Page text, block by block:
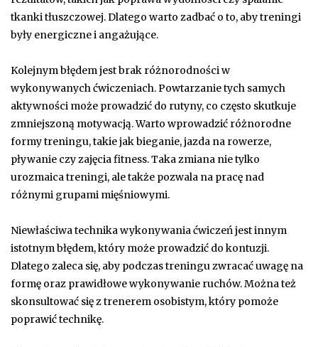
tkanki tłuszczowej. Dlatego warto zadbać o to, aby treningi
były energiczne i angażujące.
Kolejnym błędem jest brak różnorodności w
wykonywanych ćwiczeniach. Powtarzanie tych samych
aktywności może prowadzić do rutyny, co często skutkuje
zmniejszoną motywacją. Warto wprowadzić różnorodne
formy treningu, takie jak bieganie, jazda na rowerze,
pływanie czy zajęcia fitness. Taka zmiana nie tylko
urozmaica treningi, ale także pozwala na pracę nad
różnymi grupami mięśniowymi.
Niewłaściwa technika wykonywania ćwiczeń jest innym
istotnym błędem, który może prowadzić do kontuzji.
Dlatego zaleca się, aby podczas treningu zwracać uwagę na
formę oraz prawidłowe wykonywanie ruchów. Można też
skonsultować się z trenerem osobistym, który pomoże
poprawić technikę.